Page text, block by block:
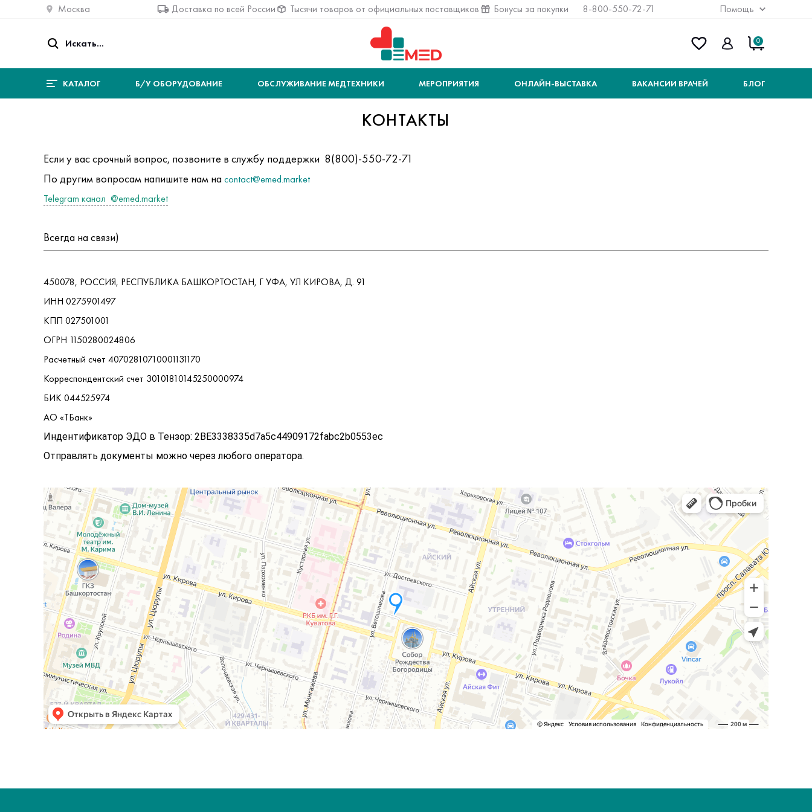
Москва Доставка по всей России Тысячи товаров от официальных поставщиков Бонусы за покупки 8-800-550-72-71 Помощь
0
КАТАЛОГ Б/У ОБОРУДОВАНИЕ ОБСЛУЖИВАНИЕ МЕДТЕХНИКИ МЕРОПРИЯТИЯ ОНЛАЙН-ВЫСТАВКА ВАКАНСИИ ВРАЧЕЙ БЛОГ
КОНТАКТЫ
Если у вас срочный вопрос, позвоните в службу поддержки 8(800)-550-72-71
По другим вопросам напишите нам наcontact@emed.market
Telegram канал @emed.market
Всегда на связи)
450078, РОССИЯ, РЕСПУБЛИКА БАШКОРТОСТАН, Г УФА, УЛ КИРОВА, Д. 91
ИНН ‭0275901497‬
КПП ‭027501001‬
ОГРН ‭1150280024806‬
Расчетный счет 40702810710001131170
Корреспондентский счет 30101810145250000974
БИК ‭044525974‬
АО «ТБанк»
Индентификатор ЭДО в Тензор: 2BE3338335d7a5c44909172fabc2b0553ec
Отправлять документы можно через любого оператора.